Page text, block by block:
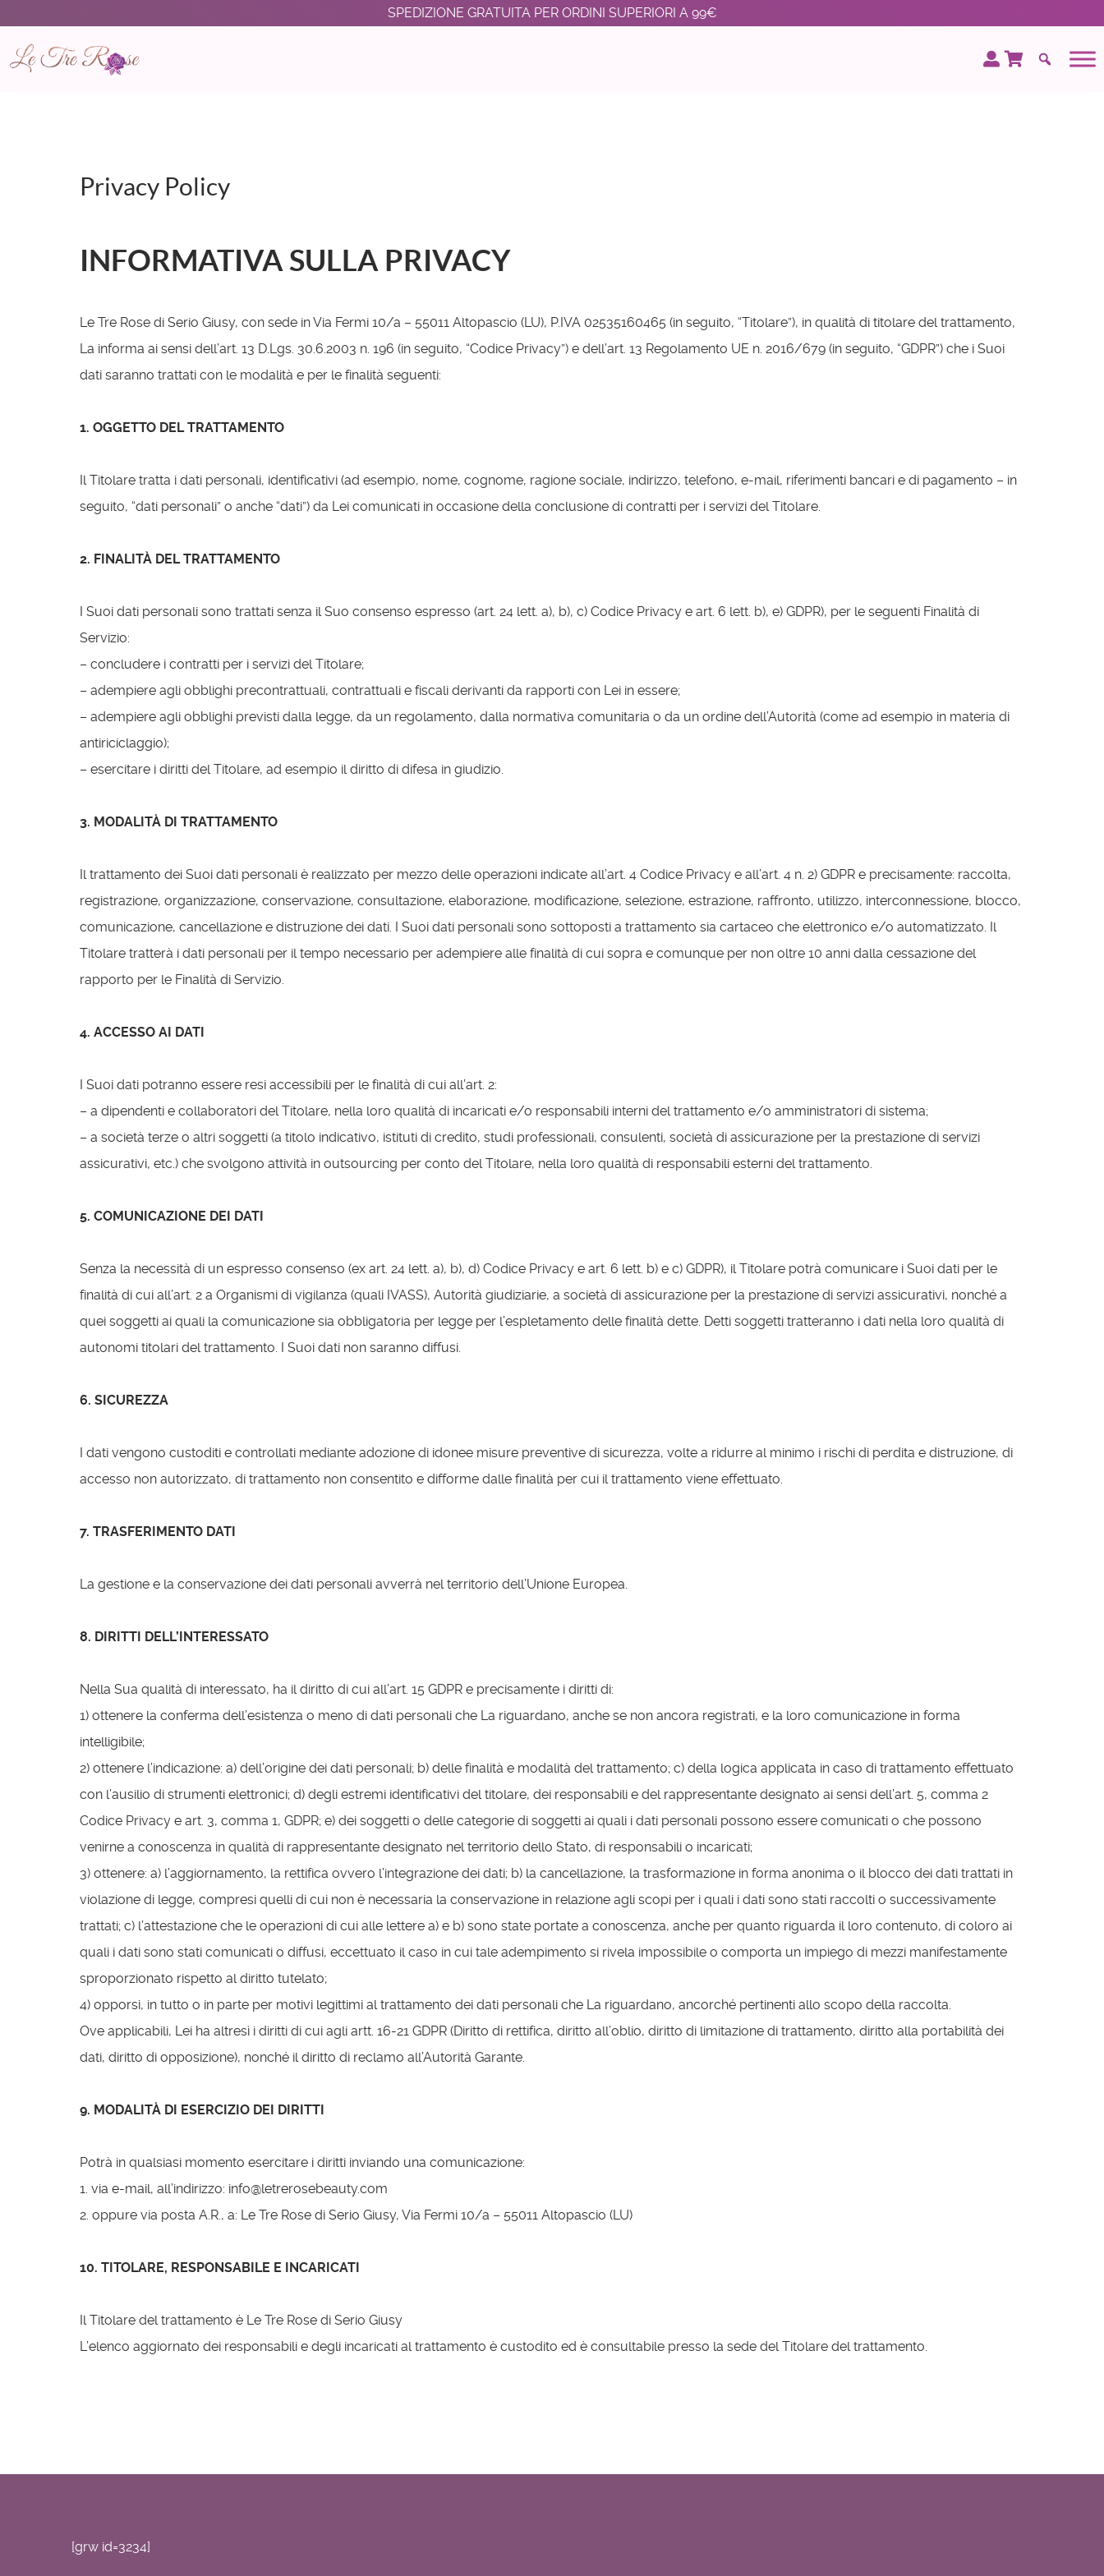
SPEDIZIONE GRATUITA PER ORDINI SUPERIORI A 99€
Privacy Policy
INFORMATIVA SULLA PRIVACY
Le Tre Rose di Serio Giusy, con sede in Via Fermi 10/a – 55011 Altopascio (LU), P.IVA 02535160465 (in seguito, “Titolare”), in qualità di titolare del trattamento,
La informa ai sensi dell’art. 13 D.Lgs. 30.6.2003 n. 196 (in seguito, “Codice Privacy”) e dell’art. 13 Regolamento UE n. 2016/679 (in seguito, “GDPR”) che i Suoi
dati saranno trattati con le modalità e per le finalità seguenti:
1. OGGETTO DEL TRATTAMENTO
Il Titolare tratta i dati personali, identificativi (ad esempio, nome, cognome, ragione sociale, indirizzo, telefono, e-mail, riferimenti bancari e di pagamento – in
seguito, “dati personali” o anche “dati”) da Lei comunicati in occasione della conclusione di contratti per i servizi del Titolare.
2. FINALITÀ DEL TRATTAMENTO
I Suoi dati personali sono trattati senza il Suo consenso espresso (art. 24 lett. a), b), c) Codice Privacy e art. 6 lett. b), e) GDPR), per le seguenti Finalità di
Servizio:
– concludere i contratti per i servizi del Titolare;
– adempiere agli obblighi precontrattuali, contrattuali e fiscali derivanti da rapporti con Lei in essere;
– adempiere agli obblighi previsti dalla legge, da un regolamento, dalla normativa comunitaria o da un ordine dell’Autorità (come ad esempio in materia di
antiriciclaggio);
– esercitare i diritti del Titolare, ad esempio il diritto di difesa in giudizio.
3. MODALITÀ DI TRATTAMENTO
Il trattamento dei Suoi dati personali è realizzato per mezzo delle operazioni indicate all’art. 4 Codice Privacy e all’art. 4 n. 2) GDPR e precisamente: raccolta,
registrazione, organizzazione, conservazione, consultazione, elaborazione, modificazione, selezione, estrazione, raffronto, utilizzo, interconnessione, blocco,
comunicazione, cancellazione e distruzione dei dati. I Suoi dati personali sono sottoposti a trattamento sia cartaceo che elettronico e/o automatizzato. Il
Titolare tratterà i dati personali per il tempo necessario per adempiere alle finalità di cui sopra e comunque per non oltre 10 anni dalla cessazione del
rapporto per le Finalità di Servizio.
4. ACCESSO AI DATI
I Suoi dati potranno essere resi accessibili per le finalità di cui all’art. 2:
– a dipendenti e collaboratori del Titolare, nella loro qualità di incaricati e/o responsabili interni del trattamento e/o amministratori di sistema;
– a società terze o altri soggetti (a titolo indicativo, istituti di credito, studi professionali, consulenti, società di assicurazione per la prestazione di servizi
assicurativi, etc.) che svolgono attività in outsourcing per conto del Titolare, nella loro qualità di responsabili esterni del trattamento.
5. COMUNICAZIONE DEI DATI
Senza la necessità di un espresso consenso (ex art. 24 lett. a), b), d) Codice Privacy e art. 6 lett. b) e c) GDPR), il Titolare potrà comunicare i Suoi dati per le
finalità di cui all’art. 2 a Organismi di vigilanza (quali IVASS), Autorità giudiziarie, a società di assicurazione per la prestazione di servizi assicurativi, nonché a
quei soggetti ai quali la comunicazione sia obbligatoria per legge per l’espletamento delle finalità dette. Detti soggetti tratteranno i dati nella loro qualità di
autonomi titolari del trattamento. I Suoi dati non saranno diffusi.
6. SICUREZZA
I dati vengono custoditi e controllati mediante adozione di idonee misure preventive di sicurezza, volte a ridurre al minimo i rischi di perdita e distruzione, di
accesso non autorizzato, di trattamento non consentito e difforme dalle finalità per cui il trattamento viene effettuato.
7. TRASFERIMENTO DATI
La gestione e la conservazione dei dati personali avverrà nel territorio dell’Unione Europea.
8. DIRITTI DELL’INTERESSATO
Nella Sua qualità di interessato, ha il diritto di cui all’art. 15 GDPR e precisamente i diritti di:
1) ottenere la conferma dell’esistenza o meno di dati personali che La riguardano, anche se non ancora registrati, e la loro comunicazione in forma
intelligibile;
2) ottenere l’indicazione: a) dell’origine dei dati personali; b) delle finalità e modalità del trattamento; c) della logica applicata in caso di trattamento effettuato
con l’ausilio di strumenti elettronici; d) degli estremi identificativi del titolare, dei responsabili e del rappresentante designato ai sensi dell’art. 5, comma 2
Codice Privacy e art. 3, comma 1, GDPR; e) dei soggetti o delle categorie di soggetti ai quali i dati personali possono essere comunicati o che possono
venirne a conoscenza in qualità di rappresentante designato nel territorio dello Stato, di responsabili o incaricati;
3) ottenere: a) l’aggiornamento, la rettifica ovvero l’integrazione dei dati; b) la cancellazione, la trasformazione in forma anonima o il blocco dei dati trattati in
violazione di legge, compresi quelli di cui non è necessaria la conservazione in relazione agli scopi per i quali i dati sono stati raccolti o successivamente
trattati; c) l’attestazione che le operazioni di cui alle lettere a) e b) sono state portate a conoscenza, anche per quanto riguarda il loro contenuto, di coloro ai
quali i dati sono stati comunicati o diffusi, eccettuato il caso in cui tale adempimento si rivela impossibile o comporta un impiego di mezzi manifestamente
sproporzionato rispetto al diritto tutelato;
4) opporsi, in tutto o in parte per motivi legittimi al trattamento dei dati personali che La riguardano, ancorché pertinenti allo scopo della raccolta.
Ove applicabili, Lei ha altresì i diritti di cui agli artt. 16-21 GDPR (Diritto di rettifica, diritto all’oblio, diritto di limitazione di trattamento, diritto alla portabilità dei
dati, diritto di opposizione), nonché il diritto di reclamo all’Autorità Garante.
9. MODALITÀ DI ESERCIZIO DEI DIRITTI
Potrà in qualsiasi momento esercitare i diritti inviando una comunicazione:
1. via e-mail, all’indirizzo: info@letrerosebeauty.com
2. oppure via posta A.R., a: Le Tre Rose di Serio Giusy, Via Fermi 10/a – 55011 Altopascio (LU)
10. TITOLARE, RESPONSABILE E INCARICATI
Il Titolare del trattamento è Le Tre Rose di Serio Giusy
L’elenco aggiornato dei responsabili e degli incaricati al trattamento è custodito ed è consultabile presso la sede del Titolare del trattamento.
[grw id=3234]